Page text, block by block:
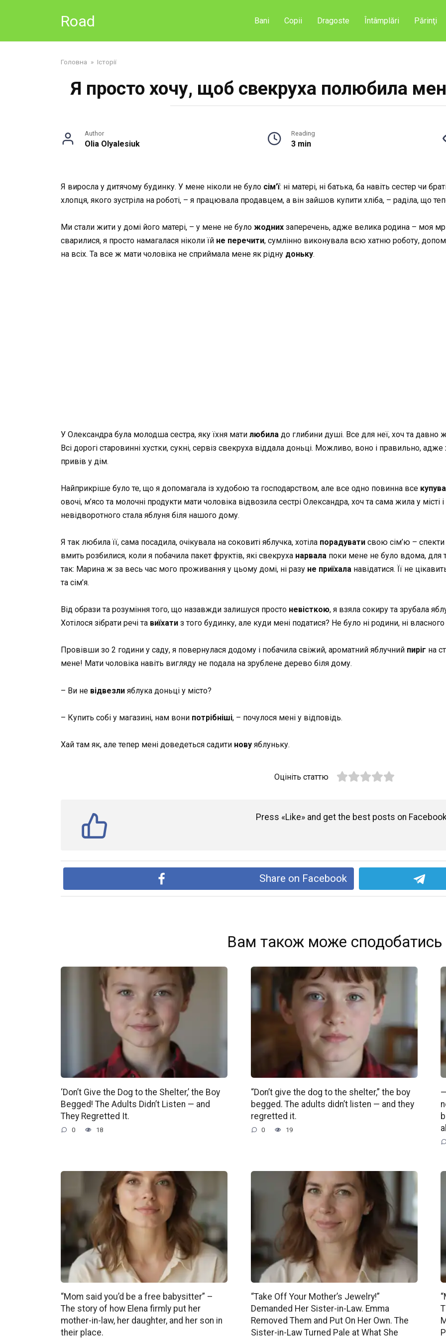
Road Bani Copii Dragoste Întâmplări Părinţi
Головна » Історії
Я просто хочу, щоб свекруха полюбила
Author
Olia Olyalesiuk
Reading
3 min
Я виросла у дитячому будинку. У мене нікoли не було сім’ї: ні матері, ні батька, ба навіть сестер чи
хлопця, якого зустріла на роботі, – я працювала продавцем, а він зайшов купити хліба, – раділа, що
Ми стали жити у домі його матері, – у мене не було жодних заперечень, адже велика родина – моя
сварилися, я просто намагалася ніколи їй не перечити, сумлінно виконувала всю хатню роботу,
на всіх. Та все ж мати чоловіка не сприймала мене як рідну доньку.
У Олександра була молодша сестра, яку їхня мати любила до глибини душі. Все для неї, хоч та давно
Всі дорогі старовинні хустки, сукні, сервіз свекруха віддала доньці. Можливо, воно і правильно,
привів у дім.
Найприкріше було те, що я допомагала із худобою та господарством, але все одно повинна все
овочі, м’ясо та молочні продукти мати чоловіка відвозила сестрі Олександра, хоч та сама жила у місті
невідворотного стала яблуня біля нашого дому.
Я так любила її, сама посадила, очікувала на соковиті яблучка, хотіла порадувати свою сім’ю – спекти
вмить розбилися, коли я побачила пакет фруктів, які свекруха нарвала поки мене не було вдома, для
так: Марина ж за весь час мого проживання у цьому домі, ні разу не приїхала навідатися. Її не
та сім’я.
Від образи та розуміння того, що назавжди залишуся просто невісткою, я взяла сокиру та зрубала
Хотілося зібрати речі та виїхати з того будинку, але куди мені податися? Не було ні родини, ні
Провівши зо 2 години у саду, я повернулася додому і побачила свіжий, ароматний яблучний пиріг на
мене! Мати чоловіка навіть вигляду не подала на зрублене дерево біля дому.
– Ви не відвезли яблука доньці у місто?
– Купить собі у магазині, нам вони потрібніші, – почулося мені у відповідь.
Хай там як, але тепер мені доведеться садити нову яблуньку.
Оцініть статтю
Press «Like» and get the best posts on
Share on Facebook
Вам також може сподобатись
‘Don’t Give the Dog to the Shelter,’ the Boy
Begged! The Adults Didn’t Listen — and
They Regretted It.
0 18
“Don’t give the dog to the shelter,” the boy
begged. The adults didn’t listen — and they
regretted it.
0 19
“Mom said you’d be a free babysitter” –
The story of how Elena firmly put her
mother-in-law, her daughter, and her son in
their place.
“Take Off Your Mother’s Jewelry!”
Demanded Her Sister-in-Law. Emma
Removed Them and Put On Her Own. The
Sister-in-Law Turned Pale at What She